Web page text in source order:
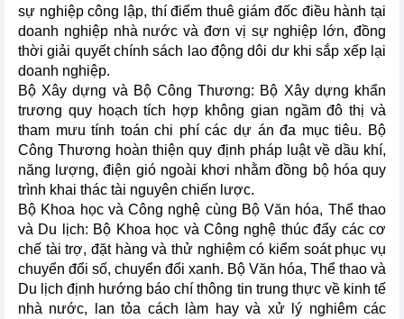
sự nghiệp công lập, thí điểm thuê giám đốc điều hành tại
doanh nghiệp nhà nước và đơn vị sự nghiệp lớn, đồng
thời giải quyết chính sách lao động dôi dư khi sắp xếp lại
doanh nghiệp.
Bộ Xây dựng và Bộ Công Thương: Bộ Xây dựng khẩn
trương quy hoạch tích hợp không gian ngầm đô thị và
tham mưu tính toán chi phí các dự án đa mục tiêu. Bộ
Công Thương hoàn thiện quy định pháp luật về dầu khí,
năng lượng, điện gió ngoài khơi nhằm đồng bộ hóa quy
trình khai thác tài nguyên chiến lược.
Bộ Khoa học và Công nghệ cùng Bộ Văn hóa, Thể thao
và Du lịch: Bộ Khoa học và Công nghệ thúc đẩy các cơ
chế tài trợ, đặt hàng và thử nghiệm có kiểm soát phục vụ
chuyển đổi số, chuyển đổi xanh. Bộ Văn hóa, Thể thao và
Du lịch định hướng báo chí thông tin trung thực về kinh tế
nhà nước, lan tỏa cách làm hay và xử lý nghiêm các